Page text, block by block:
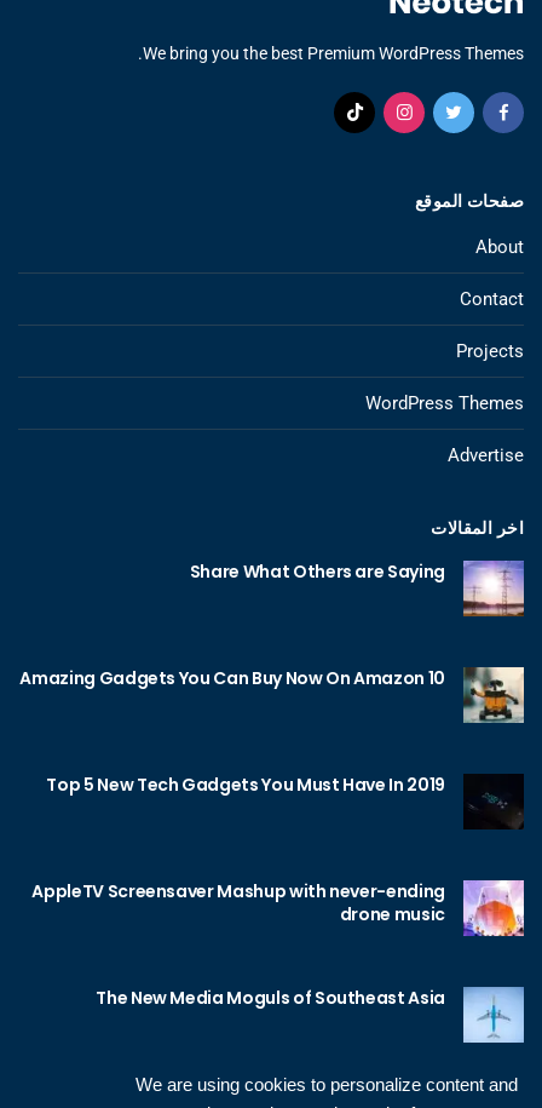
We are using cookies to personalize content and
We bring you the best Premium WordPress Themes.
صفحات الموقع
About
Contact
Projects
WordPress Themes
Advertise
اخر المقالات
Share What Others are Saying
10 Amazing Gadgets You Can Buy Now On Amazon
Top 5 New Tech Gadgets You Must Have In 2019
AppleTV Screensaver Mashup with never-ending
drone music
The New Media Moguls of Southeast Asia